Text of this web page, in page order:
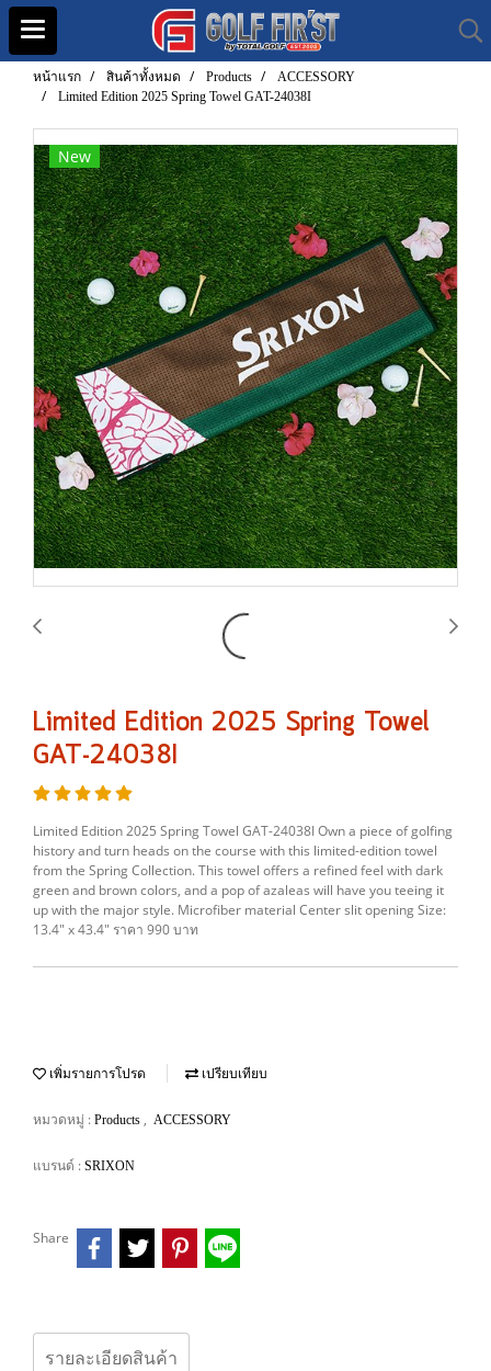
หน้าแรก สินค้าทั้งหมด Products
ACCESSORY
Limited Edition 2025 Spring Towel GAT-24038I
New
Limited Edition 2025 Spring Towel
GAT-24038I
Limited Edition 2025 Spring Towel GAT-24038I Own a piece of golfing
history and turn heads on the course with this limited-edition towel
from the Spring Collection. This towel offers a refined feel with dark
green and brown colors, and a pop of azaleas will have you teeing it
up with the major style. Microfiber material Center slit opening Size:
13.4″ x 43.4″ ราคา 990 บาท
เพิ่มรายการโปรด เปรียบเทียบ
หมวดหมู่ : Products , ACCESSORY
แบรนด์ : SRIXON
Share
รายละเอียดสินค้า